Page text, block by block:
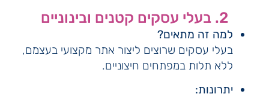
2. בעלי עסקים קטנים ובינוניים
למה זה מתאים?
בעלי עסקים שרוצים ליצור אתר מקצועי בעצמם,
ללא תלות במפתחים חיצוניים.
יתרונות: